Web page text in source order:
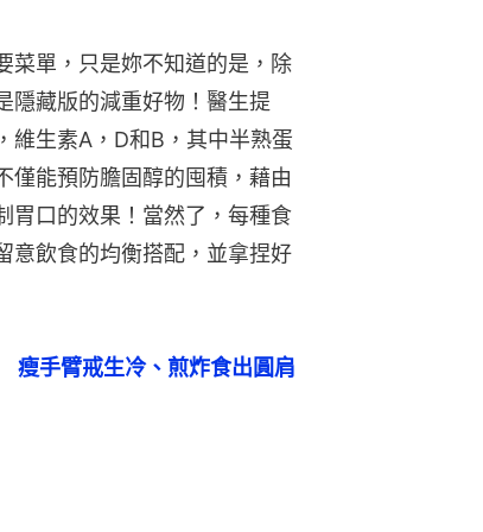
菜單，只是妳不知道的是，除
隱藏版的減重好物！醫生提
維生素A，D和B，其中半熟蛋
僅能預防膽固醇的囤積，藉由
胃口的效果！當然了，每種食
意飲食的均衡搭配，並拿捏好
瘦手臂戒生冷、煎炸食出圓肩